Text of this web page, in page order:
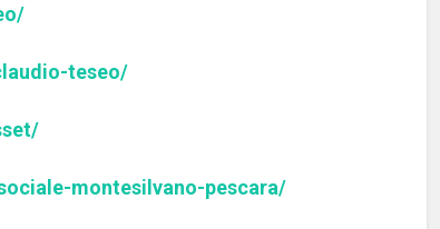
teseo/
montesilvano-pescara/